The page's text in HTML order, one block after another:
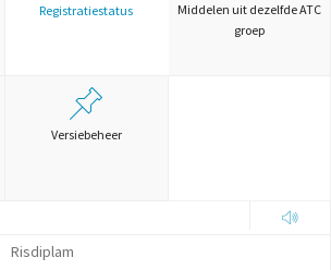
Registratiestatus
Middelen uit dezelfde ATC
groep
Versiebeheer
Risdiplam